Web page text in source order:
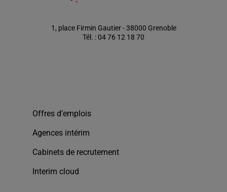
1, place Firmin Gautier - 38000 Grenoble
Tél. : 04 76 12 18 70
Offres d’emplois
Agences intérim
Cabinets de recrutement
Interim cloud